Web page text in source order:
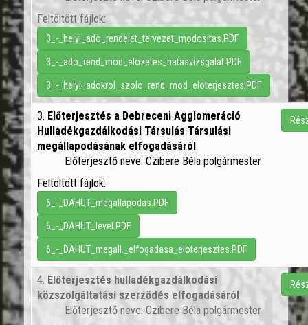
Feltöltött fájlok:
3_-_helyi_ado_rendelet_tervezet_modositas.PDF
3_-_ado_rend_mod_elozetes_hatasvizsgalat.PDF
3_-_helyi_adokrol_szolo_rend_mod_eloterjesztes.PDF
3. Előterjesztés a Debreceni Agglomeráció
Hulladékgazdálkodási Társulás Társulási
megállapodásának elfogadásáról
Előterjesztő neve: Czibere Béla polgármester
Feltöltött fájlok:
6_-_DAHUT_megallapodas.PDF
6_-_DAHUT_level.PDF
6_-_DAHUT_megall._elfogadasa_eloterjesztes.PDF
4. Előterjesztés hulladékgazdálkodási
közszolgáltatási szerződés elfogadásáról
Előterjesztő neve: Czibere Béla polgármester